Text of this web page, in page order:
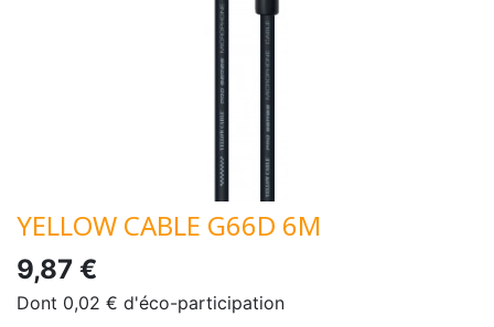
YELLOW CABLE G66D 6M
9,87 €
Dont 0,02 € d'éco-participation